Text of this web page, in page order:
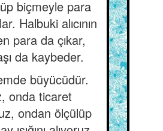
biçmeyle para
Halbuki alıcının
para da çıkar,
da kaybeder.
büyücüdür.
onda ticaret
ondan ölçülüp